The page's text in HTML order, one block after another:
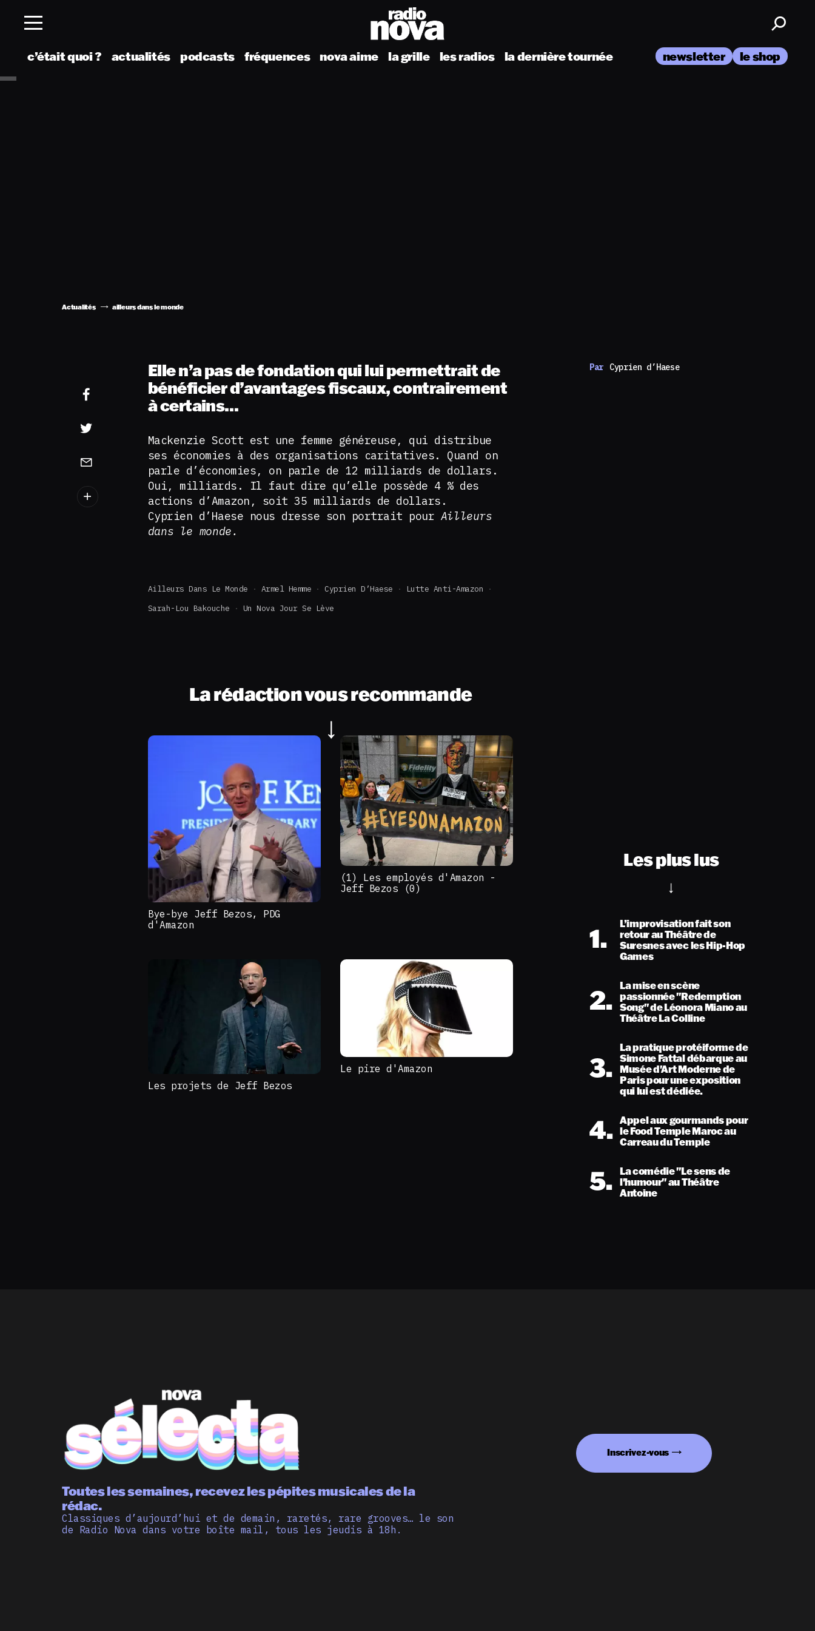
c’était quoi ? actualités podcasts fréquences nova aime la grille les radios la dernière tournée newsletter le shop
Actualités ailleurs dans le monde
Elle n’a pas de fondation qui lui permettrait de
bénéficier d’avantages fiscaux, contrairement
à certains…
Mackenzie Scott est une femme généreuse, qui distribue
ses économies à des organisations caritatives. Quand on
parle d’économies, on parle de 12 milliards de dollars.
Oui, milliards. Il faut dire qu’elle possède 4 % des
actions d’Amazon, soit 35 milliards de dollars.
Cyprien d’Haese nous dresse son portrait pour Ailleurs
dans le monde.
Ailleurs Dans Le Monde Armel Hemme Cyprien D’Haese
Lutte Anti-Amazon
Sarah-Lou Bakouche
Un Nova Jour Se Lève
La rédaction vous recommande
Bye-bye Jeff Bezos, PDG
d'Amazon
(1) Les employés d'Amazon -
Jeff Bezos (0)
Les projets de Jeff Bezos
Le pire d'Amazon
Par Cyprien d’Haese
Les plus lus
1.
L’improvisation fait son
retour au Théâtre de
Suresnes avec les Hip-Hop
Games
2. La mise en scène
passionnée "Redemption
Song" de Léonora Miano au
Théâtre La Colline
3.
La pratique protéiforme de
Simone Fattal débarque au
Musée d'Art Moderne de
Paris pour une exposition
qui lui est dédiée.
4. Appel aux gourmands pour
le Food Temple Maroc au
Carreau du Temple
5. La comédie "Le sens de
l'humour" au Théâtre
Antoine
Toutes les semaines, recevez les pépites musicales de la
rédac.
Classiques d’aujourd’hui et de demain, raretés, rare grooves… le son
de Radio Nova dans votre boîte mail, tous les jeudis à 18h.
Inscrivez-vous